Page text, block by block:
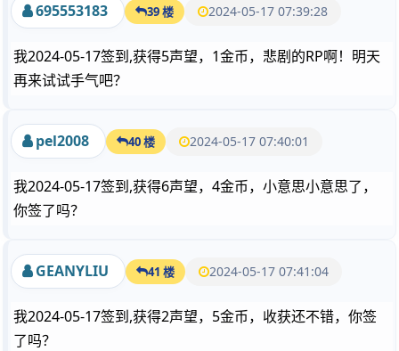
695553183 39 楼 2024-05-17 07:39:28
我2024-05-17签到,获得5声望，1金币，悲剧的RP啊！明天
再来试试手气吧？
pel2008 40 楼 2024-05-17 07:40:01
我2024-05-17签到,获得6声望，4金币，小意思小意思了，
你签了吗？
GEANYLIU 41 楼 2024-05-17 07:41:04
我2024-05-17签到,获得2声望，5金币，收获还不错，你签
了吗？